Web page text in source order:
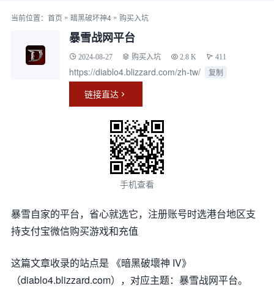
当前位置： 首页 » 暗黑破坏神4 » 购买入坑
暴雪战网平台
2024-08-27 购买入坑 2.8 K 411
https://diablo4.blizzard.com/zh-tw/ 复制
链接直达 
手机查看
暴雪自家的平台，省心就选它，注册账号时选港台地区支
持支付宝微信购买游戏和充值
这篇文章收录的站点是 《暗黑破壞神 IV》
（diablo4.blizzard.com），对应主题：暴雪战网平台。